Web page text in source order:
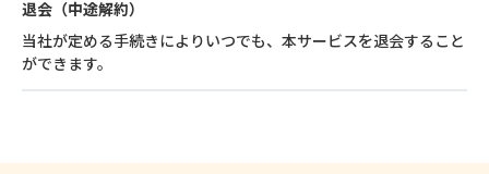
退会（中途解約）
当社が定める手続きによりいつでも、本サービスを退会すること
ができます。